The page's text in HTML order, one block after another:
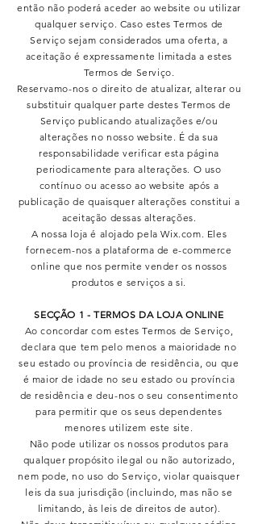
então não poderá aceder ao website ou utilizar
qualquer serviço. Caso estes Termos de
Serviço sejam considerados uma oferta, a
aceitação é expressamente limitada a estes
Termos de Serviço.
Reservamo-nos o direito de atualizar, alterar ou
substituir qualquer parte destes Termos de
Serviço publicando atualizações e/ou
alterações no nosso website. É da sua
responsabilidade verificar esta página
periodicamente para alterações. O uso
contínuo ou acesso ao website após a
publicação de quaisquer alterações constitui a
aceitação dessas alterações.
A nossa loja é alojado pela Wix.com. Eles
fornecem-nos a plataforma de e-commerce
online que nos permite vender os nossos
produtos e serviços a si.
SECÇÃO 1 - TERMOS DA LOJA ONLINE
Ao concordar com estes Termos de Serviço,
declara que tem pelo menos a maioridade no
seu estado ou província de residência, ou que
é maior de idade no seu estado ou província
de residência e deu-nos o seu consentimento
para permitir que os seus dependentes
menores utilizem este site.
Não pode utilizar os nossos produtos para
qualquer propósito ilegal ou não autorizado,
nem pode, no uso do Serviço, violar quaisquer
leis da sua jurisdição (incluindo, mas não se
limitando, às leis de direitos de autor).